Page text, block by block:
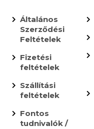
Általános
Szerződési
Feltételek
Fizetési
feltételek
Szállítási
feltételek
Fontos
tudnivalók /